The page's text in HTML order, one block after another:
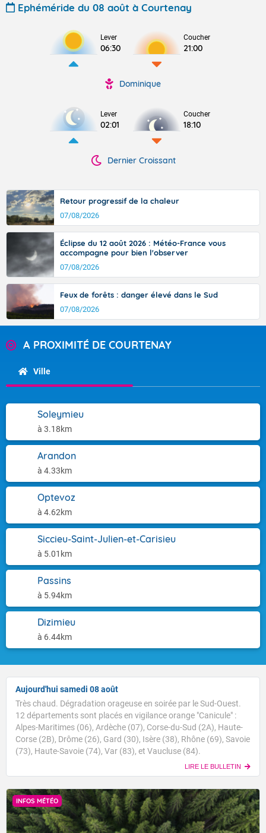
Ephéméride du 08 août à Courtenay
Lever
06:30
Coucher
21:00
Dominique
Lever
02:01
Coucher
18:10
Dernier Croissant
Retour progressif de la chaleur
07/08/2026
Éclipse du 12 août 2026 : Météo-France vous
accompagne pour bien l'observer
07/08/2026
Feux de forêts : danger élevé dans le Sud
07/08/2026
A PROXIMITÉ DE COURTENAY
Ville
Soleymieu
à 3.18km
Arandon
à 4.33km
Optevoz
à 4.62km
Siccieu-Saint-Julien-et-Carisieu
à 5.01km
Passins
à 5.94km
Dizimieu
à 6.44km
Aujourd'hui samedi 08 août
Très chaud. Dégradation orageuse en soirée par le Sud-Ouest.
12 départements sont placés en vigilance orange "Canicule" :
Alpes-Maritimes (06), Ardèche (07), Corse-du-Sud (2A), Haute-
Corse (2B), Drôme (26), Gard (30), Isère (38), Rhône (69), Savoie
(73), Haute-Savoie (74), Var (83), et Vaucluse (84).
LIRE LE BULLETIN
INFOS MÉTÉO